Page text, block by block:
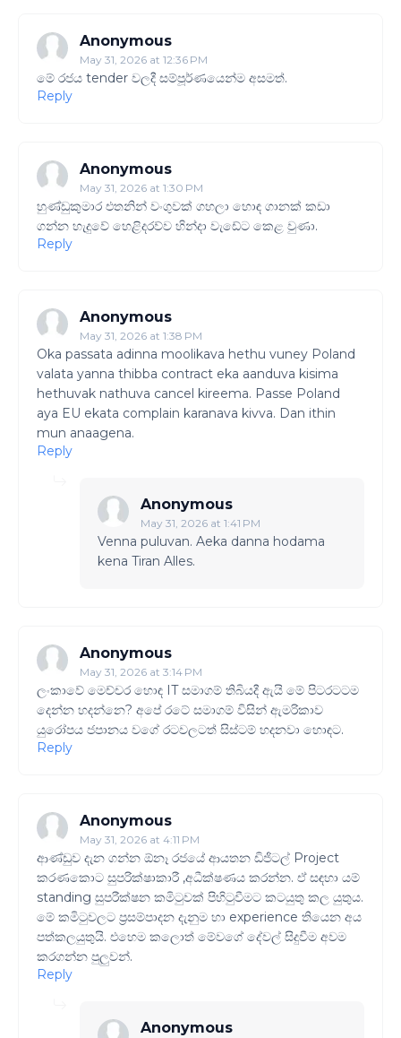
Anonymous
May 31, 2026 at 12:36 PM
මේ රජය tender වලදී සම්පූර්ණයෙන්ම අසමත්.
Reply
Anonymous
May 31, 2026 at 1:30 PM
හුණ්ඩුකුමාර එතනින් වංගුවක් ගහලා හොඳ ගානක් කඩා
ගන්න හැදුවේ හෙළිදරව්ව හින්දා වැඩේට කෙළ වුණා.
Reply
Anonymous
May 31, 2026 at 1:38 PM
Oka passata adinna moolikava hethu vuney Poland
valata yanna thibba contract eka aanduva kisima
hethuvak nathuva cancel kireema. Passe Poland
aya EU ekata complain karanava kivva. Dan ithin
mun anaagena.
Reply
Anonymous
May 31, 2026 at 1:41 PM
Venna puluvan. Aeka danna hodama
kena Tiran Alles.
Anonymous
May 31, 2026 at 3:14 PM
ලංකාවේ මෙච්චර හොඳ IT සමාගම් තිබියදී ඇයි මේ පිටරටටම
දෙන්න හදන්නෙ? අපේ රටේ සමාගම් විසින් ඇමරිකාව
යුරෝපය ජපානය වගේ රටවලටත් සිස්ටම් හදනවා හොඳට.
Reply
Anonymous
May 31, 2026 at 4:11 PM
ආණ්ඩුව දැන ගන්න ඕනෑ රජයේ ආයතන ඩිජිටල් Project
කරණකොට සුපරික්ෂාකාරී ,අධීක්ෂණය කරන්න. ඒ සඳහා යම්
standing සුපරීක්ෂන කමිටුවක් පිහිටුවීමට කටයුතු කල යුතුය.
මේ කමිටුවලට ප්‍රසම්පාදන දැනුම හා experience තියෙන අය
පත්කලයුතුයි. එහෙම කලොත් මේවගේ දේවල් සිදුවීම අවම
කරගන්න පුලුවන්.
Reply
Anonymous